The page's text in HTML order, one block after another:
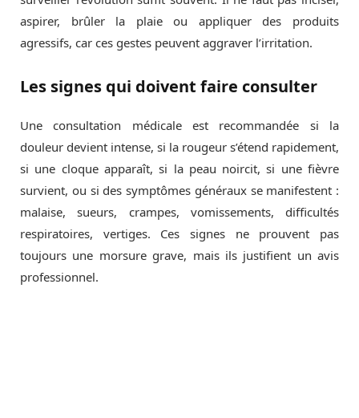
aspirer, brûler la plaie ou appliquer des produits
agressifs, car ces gestes peuvent aggraver l’irritation.
Les signes qui doivent faire consulter
Une consultation médicale est recommandée si la
douleur devient intense, si la rougeur s’étend rapidement,
si une cloque apparaît, si la peau noircit, si une fièvre
survient, ou si des symptômes généraux se manifestent :
malaise, sueurs, crampes, vomissements, difficultés
respiratoires, vertiges. Ces signes ne prouvent pas
toujours une morsure grave, mais ils justifient un avis
professionnel.